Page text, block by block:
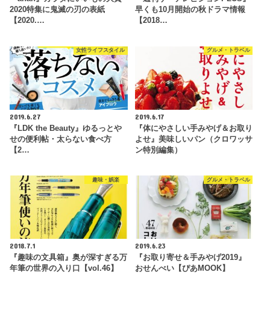
2020特集に鬼滅の刃の表紙
【2020.…
早くも10月開始の秋ドラマ情報
【2018…
女性ライフスタイル
2019.6.27
『LDK the Beauty』ゆるっとや
せの便利帖・太らない食べ方
【2…
グルメ・トラベル
2019.6.17
『体にやさしい手みやげ＆お取り
よせ』美味しいパン（クロワッサ
ン特別編集）
趣味・娯楽
2018.7.1
『趣味の文具箱』奥が深すぎる万
年筆の世界の入り口【vol.46】
グルメ・トラベル
2019.6.23
『お取り寄せ＆手みやげ2019』
おせんべい【ぴあMOOK】